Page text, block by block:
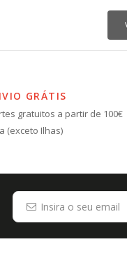
GRÁTIS
gratuitos a partir de 100€
(exceto Ilhas)